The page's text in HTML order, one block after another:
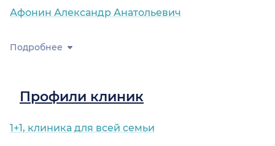
Афонин Александр Анатольевич
Подробнее
Профили клиник
1+1, клиника для всей семьи